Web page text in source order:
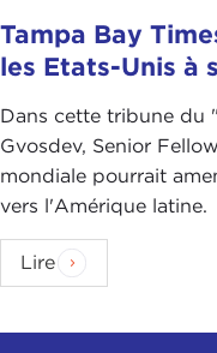
Tampa Bay
les Etats-Unis à
Dans cette tribune du
Gvosdev, Senior
mondiale pourrait
vers l'Amérique latine.
Lire